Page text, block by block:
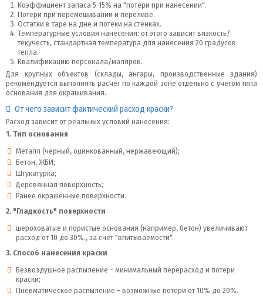
Коэффициент запаса 5-15% на "потери при нанесении".
Потери при перемешивании и переливе.
Остатки в таре на дне и потеки на стенках.
Температурные условия нанесения: от этого зависит вязкость/
текучесть, стандартная температура для нанесения 20 градусов
тепла.
Квалификацию персонала/маляров.
Для крупных объектов (склады, ангары, производственные здания)
рекомендуется выполнять расчет по каждой зоне отдельно с учетом типа
основания для окрашивания.
От чего зависит фактический расход краски?
Расход зависит от реальных условий нанесения:
1. Тип основания
Металл (черный, оцинкованный, нержавеющий);
Бетон, ЖБИ;
Штукатурка;
Деревянная поверхность;
Ранее окрашенные поверхности.
2. "Гладкость" поверхности
шероховатые и пористые основания (например, бетон) увеличивают
расход от 10 до 30%., за счет "впитываемости".
3. Способ нанесения краски
Безвоздушное распыление – минимальный перерасход и потери
краски;
Пневматическое распыление – возможные потери от 10% до 20%.